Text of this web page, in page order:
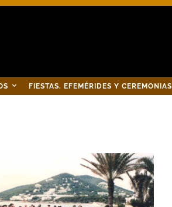
FIESTAS, EFEMÉRIDES Y CEREMONIAS